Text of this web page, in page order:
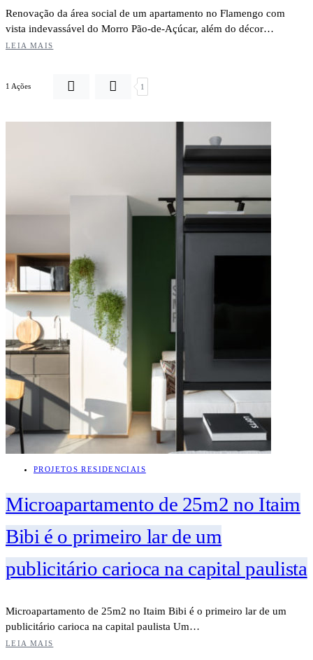
Renovação da área social de um apartamento no Flamengo com
vista indevassável do Morro Pão-de-Açúcar, além do décor…
LEIA MAIS
1 Ações 1
PROJETOS RESIDENCIAIS
Microapartamento de 25m2 no Itaim
Bibi é o primeiro lar de um
publicitário carioca na capital paulista
Microapartamento de 25m2 no Itaim Bibi é o primeiro lar de um
publicitário carioca na capital paulista Um…
LEIA MAIS